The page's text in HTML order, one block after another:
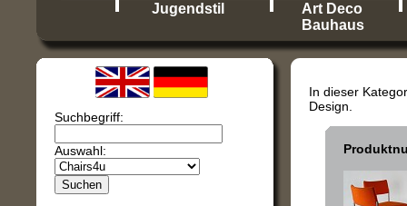
Jugendstil
Art Deco
Bauhaus
Suchbegriff:
Auswahl:
In dieser
Design.